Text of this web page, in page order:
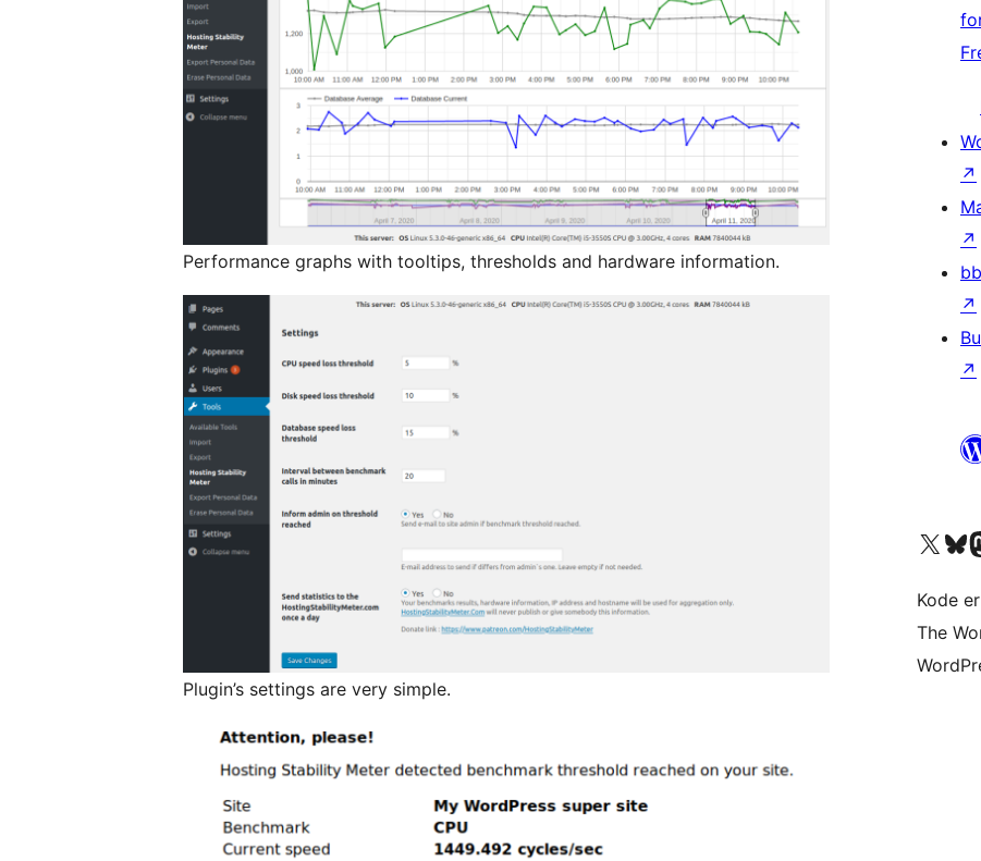
Performance graphs with tooltips, thresholds and hardware information.
Plugin’s settings are very simple.
↗
↗
↗
↗
Besøg vores X (tidligere Twitter)
Besøg
Kode
The